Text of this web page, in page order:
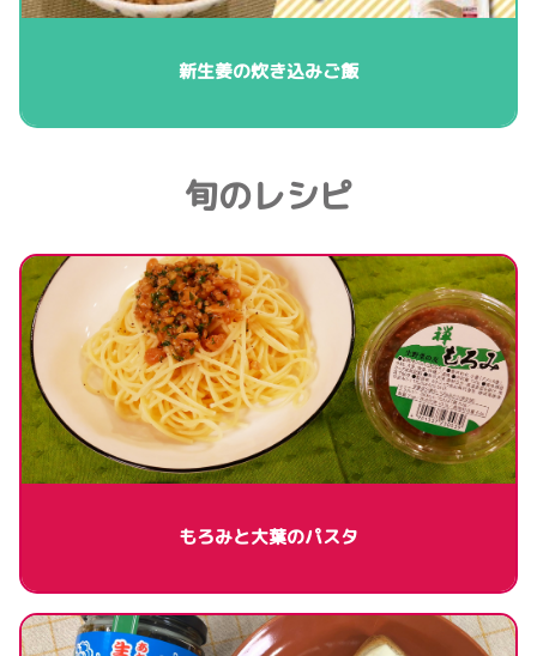
新生姜の炊き込みご飯
旬のレシピ
もろみと大葉のパスタ